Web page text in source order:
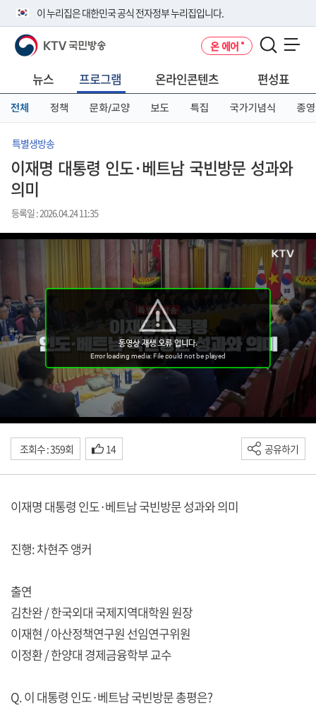
이 누리집은 대한민국 공식 전자정부 누리집입니다.
공식 누리집 주소 확인하기
니다.
이밖에 or.kr 또는 .kr등 다른 도메인 주소를 사용하고 있다면 아래 URL에
서 도메인 주소를 확인해 보세요
KTV 국민방송 온 에어
뉴스 프로그램 온라인콘텐츠 편성표
전체 정책 문화/교양 보도 특집 국가기념식 종영
특별생방송
이재명 대통령 인도·베트남 국빈방문 성과와
의미
등록일 : 2026.04.24 11:35
조회수 : 359회 14 공유하기
이재명 대통령 인도·베트남 국빈방문 성과와 의미
진행: 차현주 앵커
출연
김찬완 / 한국외대 국제지역대학원 원장
이재현 / 아산정책연구원 선임연구위원
이정환 / 한양대 경제금융학부 교수
Q. 이 대통령 인도·베트남 국빈방문 총평은?